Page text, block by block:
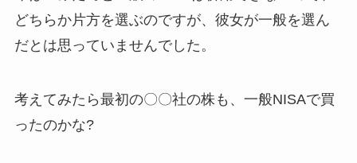
どちらか片方を選ぶのですが、彼女が一般を選ん
だとは思っていませんでした。
考えてみたら最初の〇〇社の株も、一般NISAで買
ったのかな?